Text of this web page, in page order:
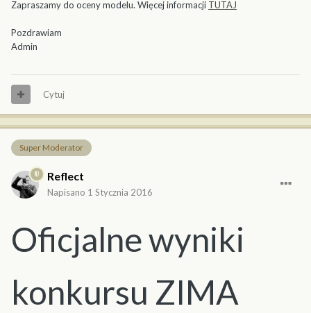
Zapraszamy do oceny modelu. Więcej informacji TUTAJ
Pozdrawiam
Admin
Cytuj
Super Moderator
Reflect
Napisano 1 Stycznia 2016
Oficjalne wyniki
konkursu ZIMA